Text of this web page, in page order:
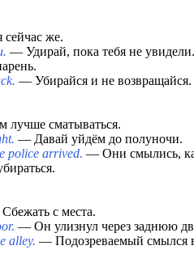
же.
— Удирай, пока тебя не увидели.
— Убирайся и не возвращайся.
сматываться.
— Давай уйдём до полуночи.
police arrived. — Они смылись,
с места.
— Он улизнул через заднюю
alley. — Подозреваемый смылся